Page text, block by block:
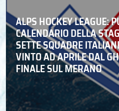
ALPS HOCKEY LEAGUE:
CALENDARIO DELLA
SETTE SQUADRE
VINTO AD APRILE DAL
FINALE SUL MERANO